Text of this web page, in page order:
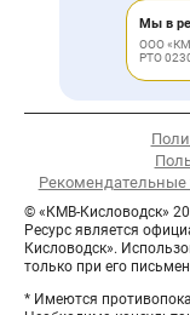
Мы в
ООО
РТО
Рекомендательные
© «КМВ-Кисловодск»
Ресурс является
Кисловодск».
только при его
* Имеются